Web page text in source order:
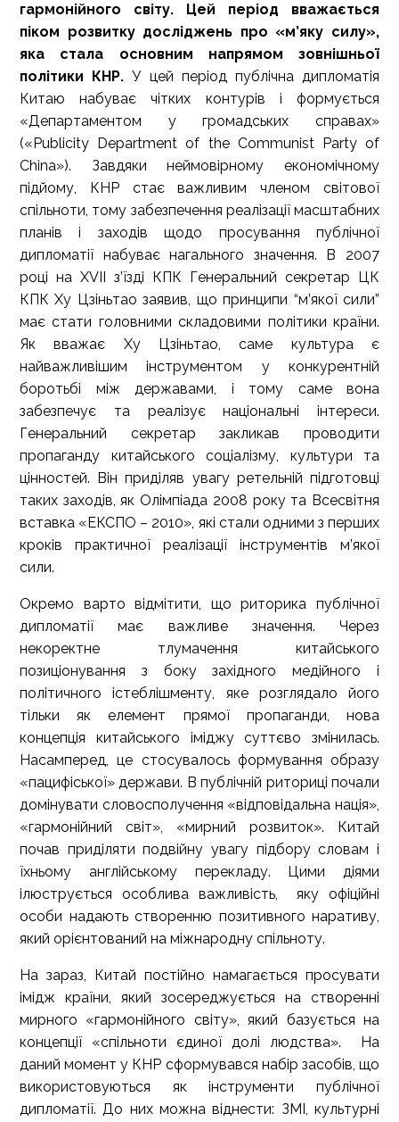
гармонійного світу. Цей період вважається
піком розвитку досліджень про «м’яку силу»,
яка стала основним напрямом зовнішньої
політики КНР. У цей період публічна дипломатія
Китаю набуває чітких контурів і формується
«Департаментом у громадських справах»
(«Publicity Department of the Communist Party of
China»). Завдяки неймовірному економічному
підйому, КНР стає важливим членом світової
спільноти, тому забезпечення реалізації масштабних
планів і заходів щодо просування публічної
дипломатії набуває нагального значення. В 2007
році на XVII з’їзді КПК Генеральний секретар ЦК
КПК Ху Цзіньтао заявив, що принципи “м’якої сили”
має стати головними складовими політики країни.
Як вважає Ху Цзіньтао, саме культура є
найважливішим інструментом у конкурентній
боротьбі між державами, і тому саме вона
забезпечує та реалізує національні інтереси.
Генеральний секретар закликав проводити
пропаганду китайського соціалізму, культури та
цінностей. Він приділяв увагу ретельній підготовці
таких заходів, як Олімпіада 2008 року та Всесвітня
вставка «ЕКСПО – 2010», які стали одними з перших
кроків практичної реалізації інструментів м’якої
сили.
Окремо варто відмітити, що риторика публічної
дипломатії має важливе значення. Через
некоректне тлумачення китайського
позиціонування з боку західного медійного і
політичного істеблішменту, яке розглядало його
тільки як елемент прямої пропаганди, нова
концепція китайського іміджу суттєво змінилась.
Насамперед, це стосувалось формування образу
«пацифіської» держави. В публічній риториці почали
домінувати словосполучення «відповідальна нація»,
«гармонійний світ», «мирний розвиток». Китай
почав приділяти подвійну увагу підбору словам і
їхньому англійському перекладу. Цими діями
ілюструється особлива важливість, яку офіційні
особи надають створенню позитивного наративу,
який орієнтований на міжнародну спільноту.
На зараз, Китай постійно намагається просувати
імідж країни, який зосереджується на створенні
мирного «гармонійного світу», який базується на
концепції «спільноти єдиної долі людства». На
даний момент у КНР сформувався набір засобів, що
використовуються як інструменти публічної
дипломатії. До них можна віднести: ЗМІ, культурні